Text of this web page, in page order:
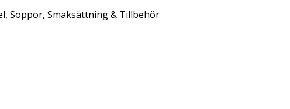
, Soppor, Smaksättning & Tillbehör